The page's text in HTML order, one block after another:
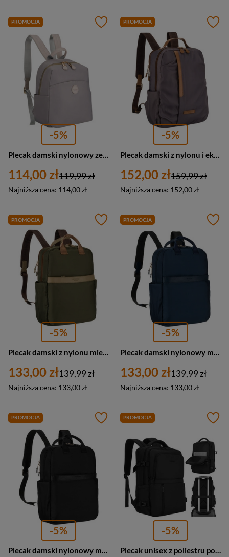
PROMOCJA
-5%
114,00 zł
Najniższa cena: 114,00 zł
119,99 zł
PROMOCJA
-5%
152,00 zł
Najniższa cena: 152,00 zł
159,99 zł
PROMOCJA
-5%
Plecak damski z nylonu miejski Peterson JN-08 średni zielony
133,00 zł
Najniższa cena: 133,00 zł
139,99 zł
PROMOCJA
-5%
Plecak damski nylonowy miejski na regulowanych szelkach Peterson JN-08 średni granatowy
133,00 zł
Najniższa cena: 133,00 zł
139,99 zł
PROMOCJA
-5%
PROMOCJA
-5%